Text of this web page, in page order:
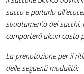
sacco e portarlo
svuotamento dei
comporterà alcun costo
Laprenotazione per il
delle seguenti modalità: